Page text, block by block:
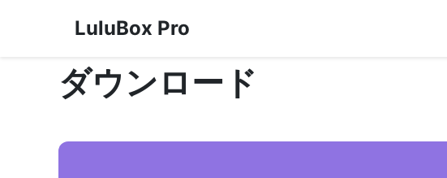
LuluBox Pro
ダウンロード